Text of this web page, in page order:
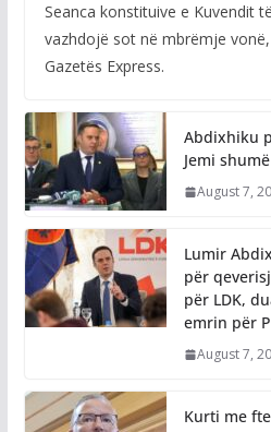
Seanca konstituive e Kuvendit
vazhdojë sot në mbrëmje
Gazetës Express.
Abdixhiku
Jemi
August 7,
Lumir
për
për LDK,
emrin për
August 7,
Kurti me